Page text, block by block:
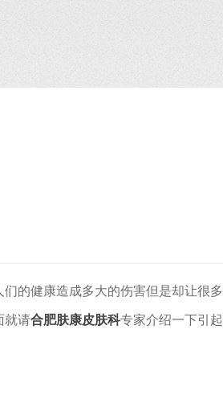
的健康造成多大的伤害但是却让很多
就请合肥肤康皮肤科专家介绍一下引起